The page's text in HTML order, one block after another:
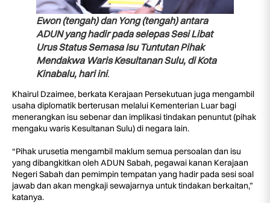
Ewon (tengah) dan Yong (tengah) antara
ADUN yang hadir pada selepas Sesi Libat
Urus Status Semasa Isu Tuntutan Pihak
Mendakwa Waris Kesultanan Sulu, di Kota
Kinabalu, hari ini.
Khairul Dzaimee, berkata Kerajaan Persekutuan juga mengambil
usaha diplomatik berterusan melalui Kementerian Luar bagi
menerangkan isu sebenar dan implikasi tindakan penuntut (pihak
mengaku waris Kesultanan Sulu) di negara lain.
“Pihak urusetia mengambil maklum semua persoalan dan isu
yang dibangkitkan oleh ADUN Sabah, pegawai kanan Kerajaan
Negeri Sabah dan pemimpin tempatan yang hadir pada sesi soal
jawab dan akan mengkaji sewajarnya untuk tindakan berkaitan,”
katanya.